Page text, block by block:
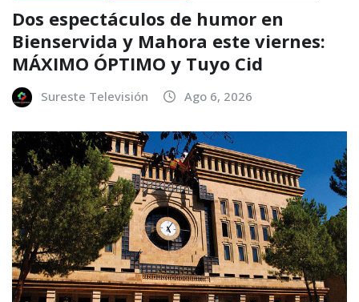
Dos espectáculos de humor en
Bienservida y Mahora este viernes:
MÁXIMO ÓPTIMO y Tuyo Cid
Sureste Televisión Ago 6, 2026